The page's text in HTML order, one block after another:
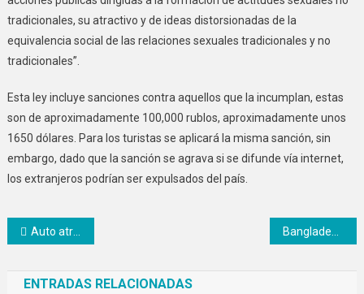
tradicionales, su atractivo y de ideas distorsionadas de la
equivalencia social de las relaciones sexuales tradicionales y no
tradicionales”.
Esta ley incluye sanciones contra aquellos que la incumplan, estas
son de aproximadamente 100,000 rublos, aproximadamente unos
1650 dólares. Para los turistas se aplicará la misma sanción, sin
embargo, dado que la sanción se agrava si se difunde vía internet,
los extranjeros podrían ser expulsados del país.
Navegación
Auto atropella a hombre dos veces
ENTRADAS RELACIONADAS